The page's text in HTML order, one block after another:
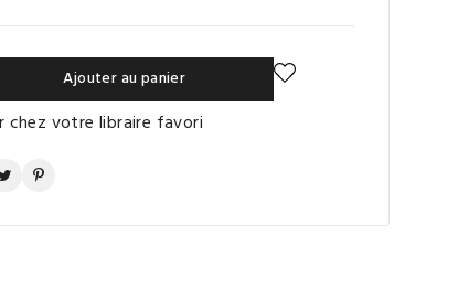
Ajouter au panier
chez votre libraire favori